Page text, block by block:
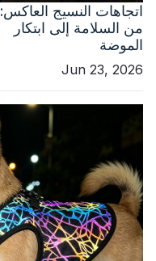
اتجاهات النسيج العاكس:
من السلامة إلى ابتكار
الموضة
Jun 23, 2026